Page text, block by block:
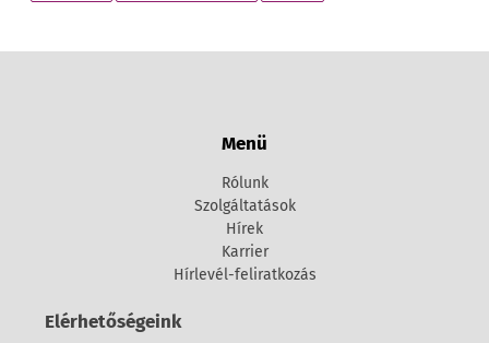
Menü
Rólunk
Szolgáltatások
Hírek
Karrier
Hírlevél-feliratkozás
Elérhetőségeink